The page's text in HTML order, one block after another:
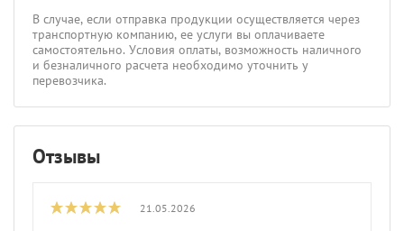
В случае, если отправка продукции осуществляется через
транспортную компанию, ее услуги вы оплачиваете
самостоятельно. Условия оплаты, возможность наличного
и безналичного расчета необходимо уточнить у
перевозчика.
Отзывы
21.05.2026